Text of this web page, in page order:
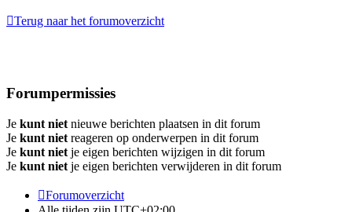
Terug naar het forumoverzicht
Forumpermissies
Je kunt niet nieuwe berichten plaatsen in dit forum
Je kunt niet reageren op onderwerpen in dit forum
Je kunt niet je eigen berichten wijzigen in dit forum
Je kunt niet je eigen berichten verwijderen in dit forum
Forumoverzicht